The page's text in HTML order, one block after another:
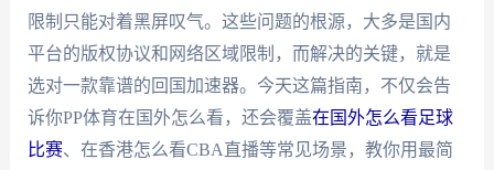
限制只能对着黑屏叹气。这些问题的根源，大多是国内
平台的版权协议和网络区域限制，而解决的关键，就是
选对一款靠谱的回国加速器。今天这篇指南，不仅会告
诉你PP体育在国外怎么看，还会覆盖在国外怎么看足球
比赛、在香港怎么看CBA直播等常见场景，教你用最简